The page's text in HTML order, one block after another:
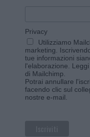
Privacy
Utilizziamo
marketing.
tue informazioni
l'elaborazione.
di Mailchimp
Potrai annullare
facendo clic sul
nostre e-mail.